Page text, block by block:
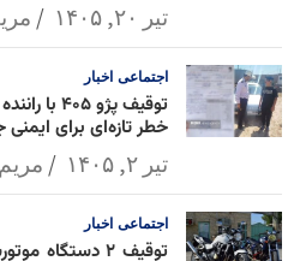
تیر ۲۰, ۱۴۰۵
اجتماعی اخبار
خطر تازه‌ای برای ایمنی
تیر ۲, ۱۴۰۵
اجتماعی اخبار
توقیف ۲